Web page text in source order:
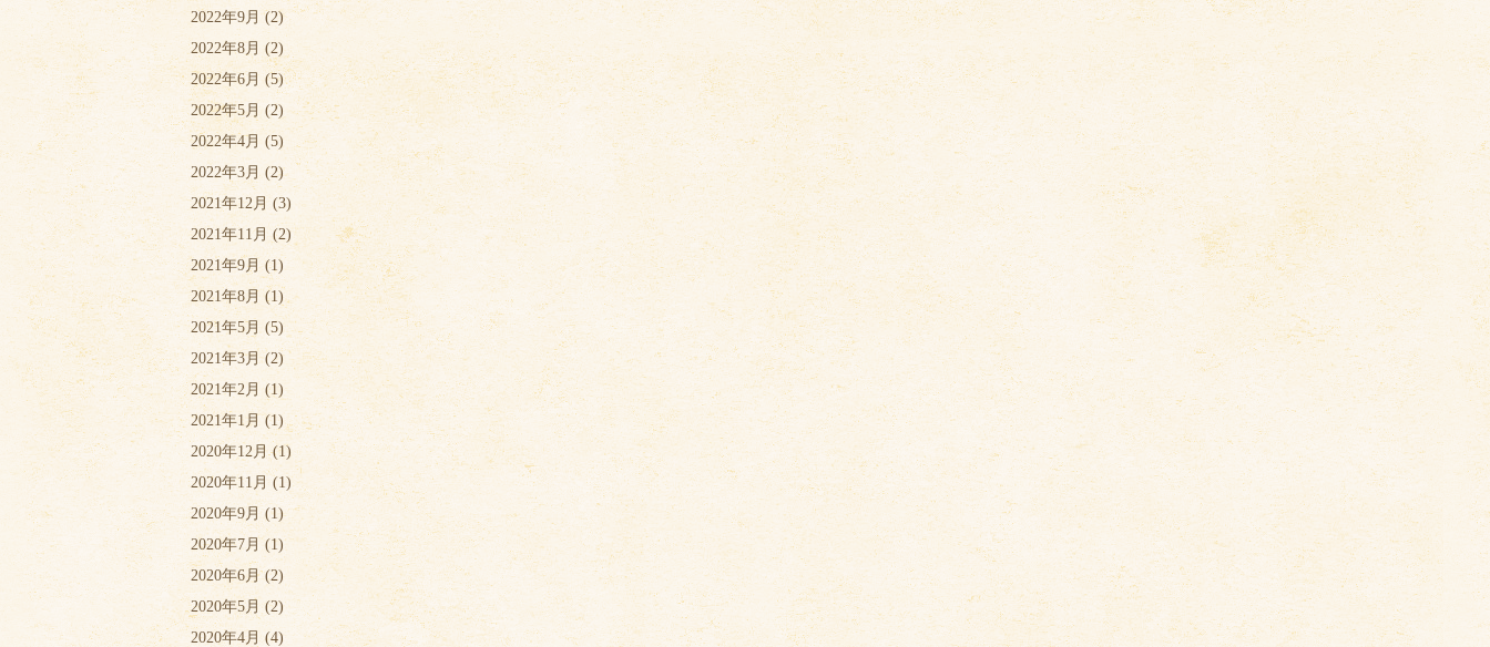
2022年9月 (2)
2022年8月 (2)
2022年6月 (5)
2022年5月 (2)
2022年4月 (5)
2022年3月 (2)
2021年12月 (3)
2021年11月 (2)
2021年9月 (1)
2021年8月 (1)
2021年5月 (5)
2021年3月 (2)
2021年2月 (1)
2021年1月(1)
2020年12月 (1)
2020年11月 (1)
2020年9月 (1)
2020年7月 (1)
2020年6月(2)
2020年5月 (2)
2020年4月 (4)